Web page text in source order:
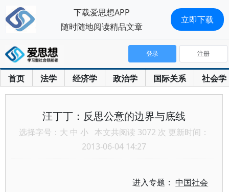
首页 法学 经济学 政治学 国际关系 社会学
登录 注册
汪丁丁：反思公意的边界与底线
选择字号： 大 中 小 本文共阅读 3072 次 更新时间：
2013-06-04 14:27
进入专题：中国社会
下载爱思想APP
随时随地阅读精品文章
立即下载